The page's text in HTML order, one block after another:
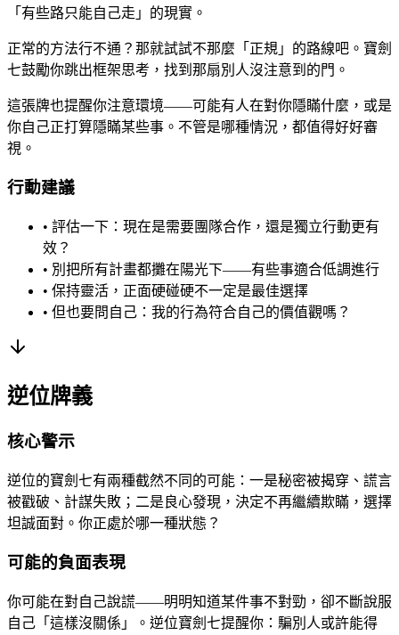
「有些路只能自己走」的現實。
正常的方法行不通？那就試試不那麼「正規」的路線吧。寶劍
七鼓勵你跳出框架思考，找到那扇別人沒注意到的門。
這張牌也提醒你注意環境——可能有人在對你隱瞞什麼，或是
你自己正打算隱瞞某些事。不管是哪種情況，都值得好好審
視。
行動建議
• 評估一下：現在是需要團隊合作，還是獨立行動更有
效？
• 別把所有計畫都攤在陽光下——有些事適合低調進行
• 保持靈活，正面硬碰硬不一定是最佳選擇
• 但也要問自己：我的行為符合自己的價值觀嗎？
逆位牌義
核心警示
逆位的寶劍七有兩種截然不同的可能：一是秘密被揭穿、謊言
被戳破、計謀失敗；二是良心發現，決定不再繼續欺瞞，選擇
坦誠面對。你正處於哪一種狀態？
可能的負面表現
你可能在對自己說謊——明明知道某件事不對勁，卻不斷說服
自己「這樣沒關係」。逆位寶劍七提醒你：騙別人或許能得